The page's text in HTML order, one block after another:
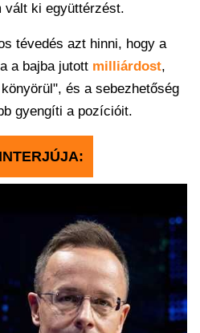
vált ki együttérzést.
tévedés azt hinni, hogy a
a bajba jutott milliárdost,
és a sebezhetőség
gyengíti a pozícióit.